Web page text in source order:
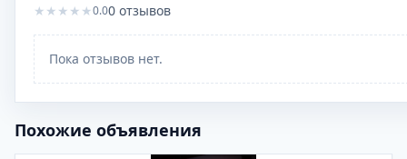
★ ★ ★ ★ ★0.00 отзывов
Пока отзывов нет.
Похожие объявления